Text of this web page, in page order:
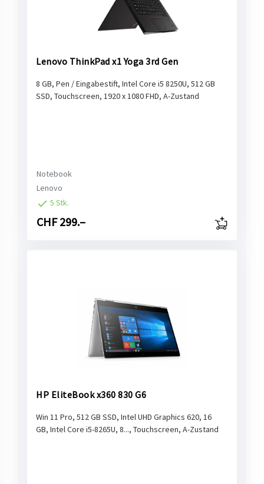
Lenovo ThinkPad x1 Yoga 3rd Gen
8 GB, Pen / Eingabestift, Intel Core i5 8250U, 512 GB
SSD, Touchscreen, 1920 x 1080 FHD, A-Zustand
Notebook
Lenovo
5 Stk.
CHF 299.–
HP EliteBook x360 830 G6
Win 11 Pro, 512 GB SSD, Intel UHD Graphics 620, 16
GB, Intel Core i5-8265U, 8..., Touchscreen, A-Zustand